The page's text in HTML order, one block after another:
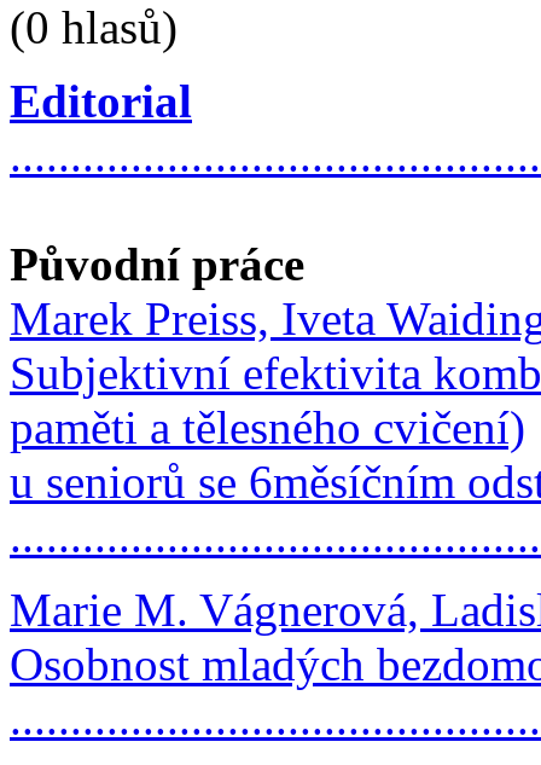
(0 hlasů)
Editorial
Původní práce
Marek Preiss, Iveta
Subjektivní efektivita
paměti a tělesného cvičení)
u seniorů se 6měsíčním
Marie M. Vágnerová,
Osobnost mladých